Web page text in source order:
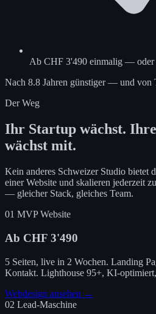
Ab CHF 3'490 einmalig — oder
Nach 8.8 Jahren günstiger — und von
Der Weg
Ihr Startup wächst.
wächst mit.
Kein anderes Schweizer Studio bietet
einer Website und skalieren jederzeit
— gleicher Stack, gleiches Team.
01 MVP Website
Ab CHF 3'490
5 Seiten, live in 2 Wochen. Landing
Kontakt. Lighthouse 95+, KI-
Webdesign ansehen →
02 Lead-Maschine